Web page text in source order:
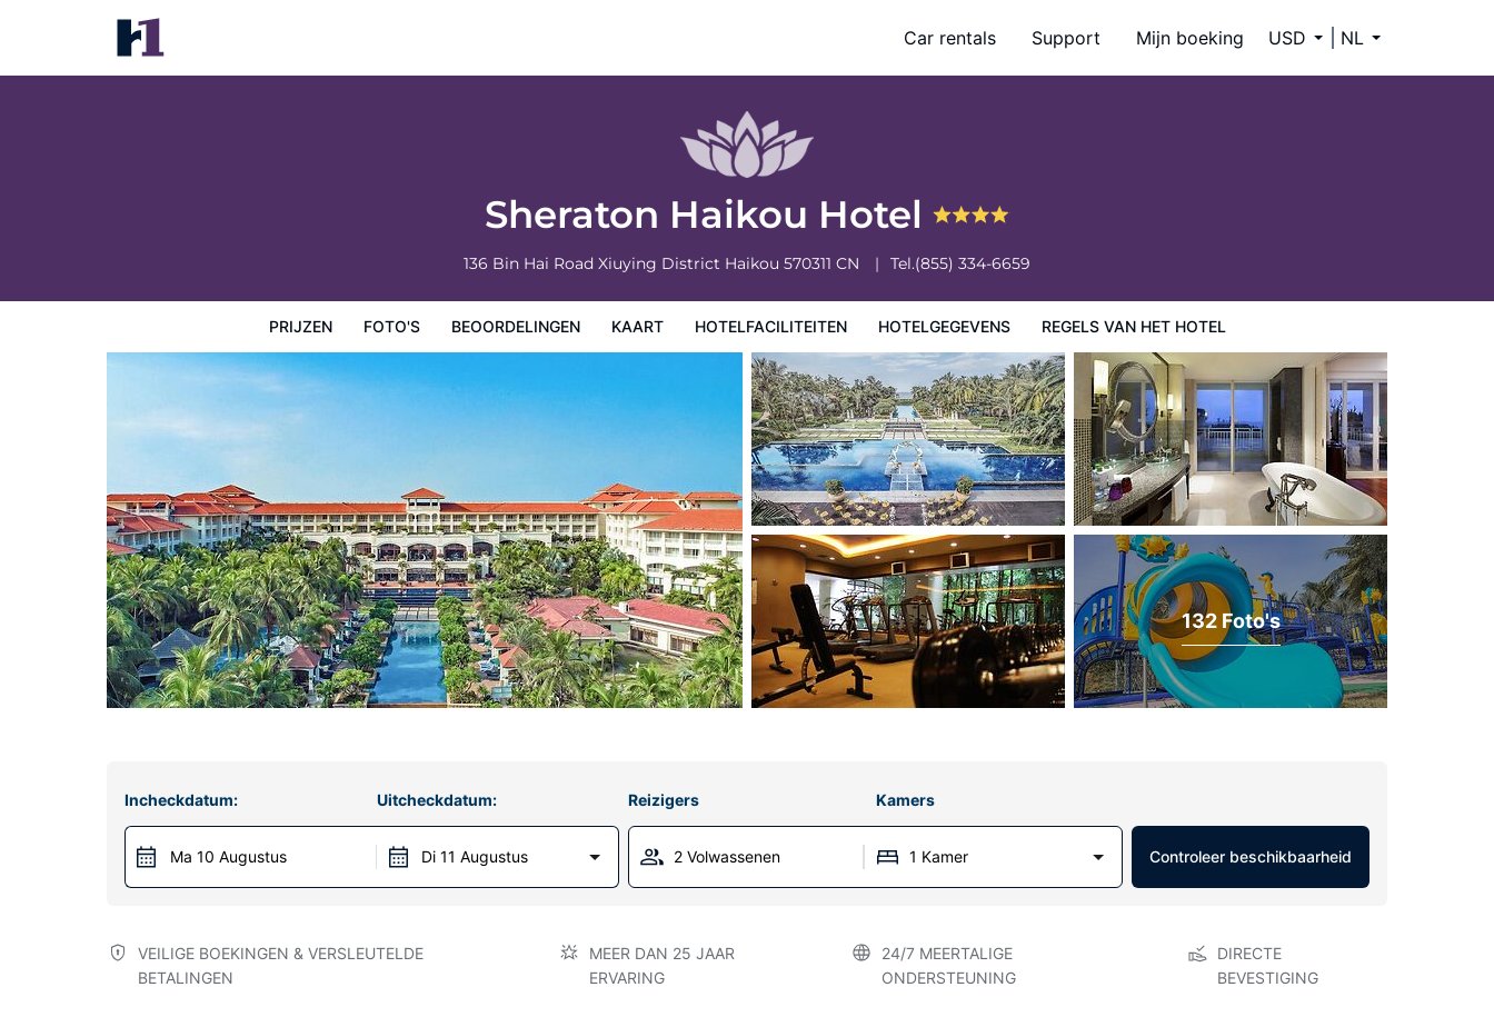
Car rentals Support Mijn boeking USD NL
Sheraton Haikou Hotel
136 Bin Hai Road Xiuying District Haikou 570311 CN Tel.(855) 334-6659
PRIJZEN FOTO'S BEOORDELINGEN KAART HOTELFACILITEITEN HOTELGEGEVENS REGELS VAN HET HOTEL
Sheraton Haikou Hotel
Prijzen
132 Foto's
Incheckdatum:
Ma 10 Augustus
Uitcheckdatum:
Di 11 Augustus
Reizigers Kamers
2 Volwassenen 1 Kamer Controleer beschikbaarheid
VEILIGE BOEKINGEN & VERSLEUTELDE
BETALINGEN
MEER DAN 25 JAAR
ERVARING
24/7 MEERTALIGE
ONDERSTEUNING
DIRECTE
BEVESTIGING